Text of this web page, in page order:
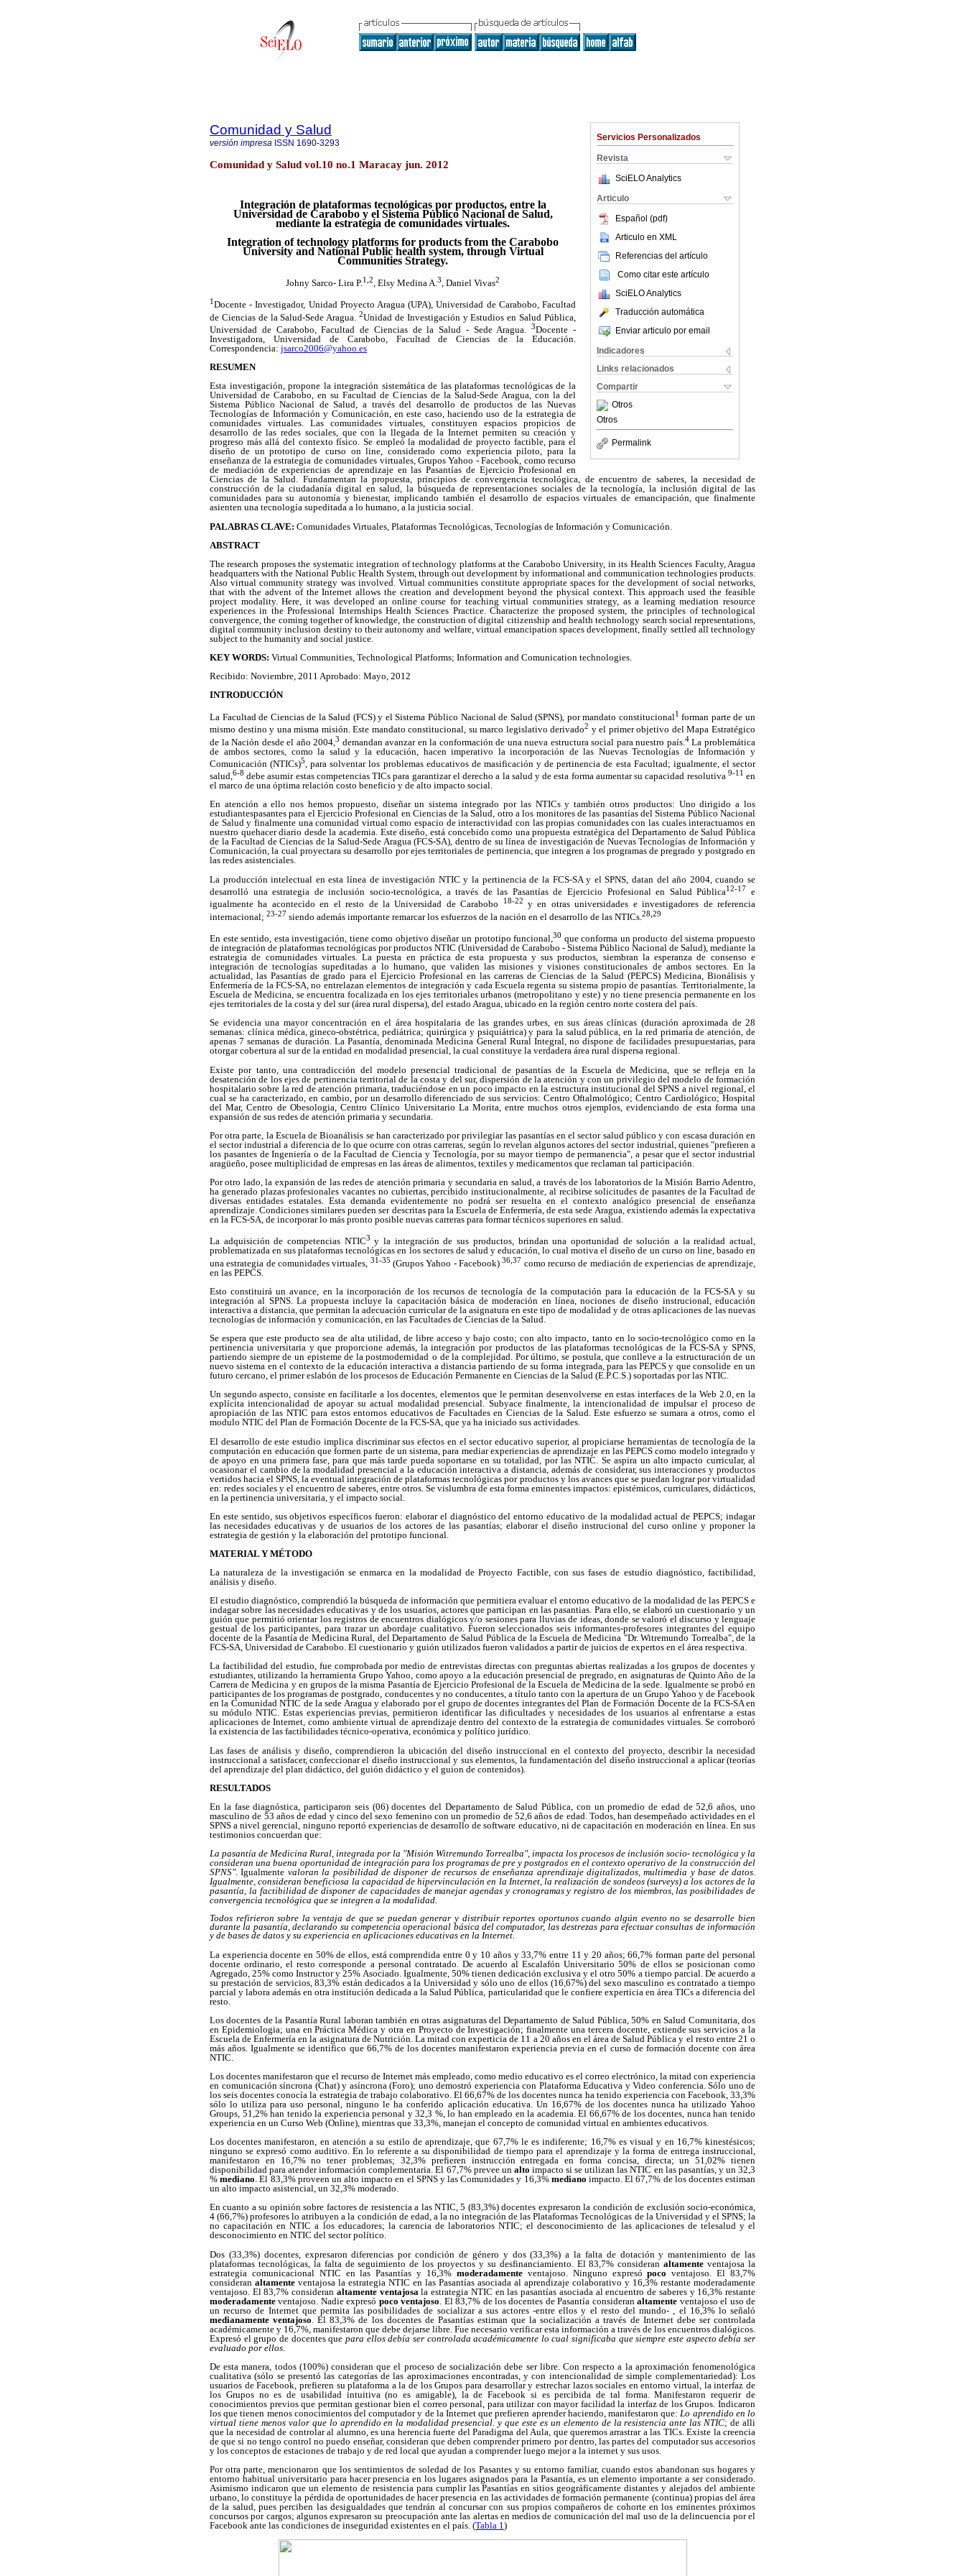
Servicios Personalizados
Revista
SciELO Analytics
Articulo
Español (pdf)
Articulo en XML
Referencias del artículo
Como citar este artículo
SciELO Analytics
Traducción automática
Enviar articulo por email
Indicadores
Links relacionados
Compartir
Otros
Otros
Permalink
Comunidad y Salud
versión impresa ISSN 1690-3293
Comunidad y Salud vol.10 no.1 Maracay jun. 2012
Integración de plataformas tecnológicas por productos, entre la
Universidad de Carabobo y el Sistema Público Nacional de Salud,
mediante la estrategia de comunidades virtuales.
Integration of technology platforms for products from the Carabobo
University and National Public health system, through Virtual
Communities Strategy.
Johny Sarco- Lira P. 1,2 , Elsy Medina A. 3 , Daniel Vivas2
1Docente - Investigador, Unidad Proyecto Aragua (UPA), Universidad de Carabobo, Facultad
de Ciencias de la Salud-Sede Aragua.2Unidad de Investigación y Estudios en Salud Pública,
Universidad de Carabobo, Facultad de Ciencias de la Salud - Sede Aragua.3Docente -
Investigadora, Universidad de Carabobo, Facultad de Ciencias de la Educación.
Correspondencia: jsarco2006@yahoo.es
RESUMEN
Esta investigación, propone la integración sistemática de las plataformas tecnológicas de la
Universidad de Carabobo, en su Facultad de Ciencias de la Salud-Sede Aragua, con la del
Sistema Público Nacional de Salud, a través del desarrollo de productos de las Nuevas
Tecnologías de Información y Comunicación, en este caso, haciendo uso de la estrategia de
comunidades virtuales. Las comunidades virtuales, constituyen espacios propicios de
desarrollo de las redes sociales, que con la llegada de la Internet permiten su creación y
progreso más allá del contexto físico. Se empleó la modalidad de proyecto factible, para el
diseño de un prototipo de curso on line, considerado como experiencia piloto, para la
enseñanza de la estrategia de comunidades virtuales, Grupos Yahoo - Facebook, como recurso
de mediación de experiencias de aprendizaje en las Pasantías de Ejercicio Profesional en
Ciencias de la Salud. Fundamentan la propuesta, principios de convergencia tecnológica, de encuentro de saberes, la necesidad de
construcción de la ciudadanía digital en salud, la búsqueda de representaciones sociales de la tecnología, la inclusión digital de las
comunidades para su autonomía y bienestar, implicando también el desarrollo de espacios virtuales de emancipación, que finalmente
asienten una tecnología supeditada a lo humano, a la justicia social.
PALABRAS CLAVE: Comunidades Virtuales, Plataformas Tecnológicas, Tecnologías de Información y Comunicación.
ABSTRACT
The research proposes the systematic integration of technology platforms at the Carabobo University, in its Health Sciences Faculty, Aragua
headquarters with the National Public Health System, through out development by informational and communication technologies products.
Also virtual community strategy was involved. Virtual communities constitute appropriate spaces for the development of social networks,
that with the advent of the Internet allows the creation and development beyond the physical context. This approach used the feasible
project modality. Here, it was developed an online course for teaching virtual communities strategy, as a learning mediation resource
experiences in the Professional Internships Health Sciences Practice. Characterize the proposed system, the principles of technological
convergence, the coming together of knowledge, the construction of digital citizenship and health technology search social representations,
digital community inclusion destiny to their autonomy and welfare, virtual emancipation spaces development, finally settled all technology
subject to the humanity and social justice.
KEY WORDS: Virtual Communities, Technological Platforms; Information and Comunication technologies.
Recibido: Noviembre, 2011 Aprobado: Mayo, 2012
INTRODUCCIÓN
La Facultad de Ciencias de la Salud (FCS) y el Sistema Público Nacional de Salud (SPNS), por mandato constitucional1 forman parte de un
mismo destino y una misma misión. Este mandato constitucional, su marco legislativo derivado2 y el primer objetivo del Mapa Estratégico
de la Nación desde el año 2004,3 demandan avanzar en la conformación de una nueva estructura social para nuestro país. 4La problemática
de ambos sectores, como la salud y la educación, hacen imperativo la incorporación de las Nuevas Tecnologías de Información y
Comunicación (NTICs)5
, para solventar los problemas educativos de masificación y de pertinencia de esta Facultad; igualmente, el sector
salud,6-8 debe asumir estas competencias TICs para garantizar el derecho a la salud y de esta forma aumentar su capacidad resolutiva 9-11 en
el marco de una óptima relación costo beneficio y de alto impacto social.
En atención a ello nos hemos propuesto, diseñar un sistema integrado por las NTICs y también otros productos: Uno dirigido a los
estudiantespasantes para el Ejercicio Profesional en Ciencias de la Salud, otro a los monitores de las pasantías del Sistema Público Nacional
de Salud y finalmente una comunidad virtual como espacio de interactividad con las propias comunidades con las cuales interactuamos en
nuestro quehacer diario desde la academia. Este diseño, está concebido como una propuesta estratégica del Departamento de Salud Pública
de la Facultad de Ciencias de la Salud-Sede Aragua (FCS-SA), dentro de su línea de investigación de Nuevas Tecnologías de Información y
Comunicación, la cual proyectara su desarrollo por ejes territoriales de pertinencia, que integren a los programas de pregrado y postgrado en
las redes asistenciales.
La producción intelectual en esta línea de investigación NTIC y la pertinencia de la FCS-SA y el SPNS, datan del año 2004, cuando se
desarrolló una estrategia de inclusión socio-tecnológica, a través de las Pasantías de Ejercicio Profesional en Salud Pública12-17 e
igualmente ha acontecido en el resto de la Universidad de Carabobo
18-22 y en otras universidades e investigadores de referencia
internacional; 23-27 siendo además importante remarcar los esfuerzos de la nación en el desarrollo de las NTICs. 28,29
En este sentido, esta investigación, tiene como objetivo diseñar un prototipo funcional,30 que conforma un producto del sistema propuesto
de integración de plataformas tecnológicas por productos NTIC (Universidad de Carabobo - Sistema Público Nacional de Salud), mediante la
estrategia de comunidades virtuales. La puesta en práctica de esta propuesta y sus productos, siembran la esperanza de consenso e
integración de tecnologías supeditadas a lo humano, que validen las misiones y visiones constitucionales de ambos sectores. En la
actualidad, las Pasantías de grado para el Ejercicio Profesional en las carreras de Ciencias de la Salud (PEPCS) Medicina, Bionálisis y
Enfermería de la FCS-SA, no entrelazan elementos de integración y cada Escuela regenta su sistema propio de pasantías. Territorialmente, la
Escuela de Medicina, se encuentra focalizada en los ejes territoriales urbanos (metropolitano y este) y no tiene presencia permanente en los
ejes territoriales de la costa y del sur (área rural dispersa), del estado Aragua, ubicado en la región centro norte costera del país.
Se evidencia una mayor concentración en el área hospitalaria de las grandes urbes, en sus áreas clínicas (duración aproximada de 28
semanas: clínica médica, gineco-obstétrica, pediátrica; quirúrgica y psiquiátrica) y para la salud pública, en la red primaria de atención, de
apenas 7 semanas de duración. La Pasantía, denominada Medicina General Rural Integral, no dispone de facilidades presupuestarias, para
otorgar cobertura al sur de la entidad en modalidad presencial, la cual constituye la verdadera área rural dispersa regional.
Existe por tanto, una contradicción del modelo presencial tradicional de pasantías de la Escuela de Medicina, que se refleja en la
desatención de los ejes de pertinencia territorial de la costa y del sur, dispersión de la atención y con un privilegio del modelo de formación
hospitalario sobre la red de atención primaria, traduciéndose en un poco impacto en la estructura institucional del SPNS a nivel regional, el
cual se ha caracterizado, en cambio, por un desarrollo diferenciado de sus servicios: Centro Oftalmológico; Centro Cardiológico; Hospital
del Mar, Centro de Obesologia, Centro Clínico Universitario La Morita, entre muchos otros ejemplos, evidenciando de esta forma una
expansión de sus redes de atención primaria y secundaria.
Por otra parte, la Escuela de Bioanálisis se han caracterizado por privilegiar las pasantías en el sector salud público y con escasa duración en
el sector industrial a diferencia de lo que ocurre con otras carreras, según lo revelan algunos actores del sector industrial, quienes "prefieren a
los pasantes de Ingeniería o de la Facultad de Ciencia y Tecnología, por su mayor tiempo de permanencia", a pesar que el sector industrial
aragüeño, posee multiplicidad de empresas en las áreas de alimentos, textiles y medicamentos que reclaman tal participación.
Por otro lado, la expansión de las redes de atención primaria y secundaria en salud, a través de los laboratorios de la Misión Barrio Adentro,
ha generado plazas profesionales vacantes no cubiertas, percibido institucionalmente, al recibirse solicitudes de pasantes de la Facultad de
diversas entidades estatales. Esta demanda evidentemente no podrá ser resuelta en el contexto analógico presencial de enseñanza
aprendizaje. Condiciones similares pueden ser descritas para la Escuela de Enfermería, de esta sede Aragua, existiendo además la expectativa
en la FCS-SA, de incorporar lo más pronto posible nuevas carreras para formar técnicos superiores en salud.
La adquisición de competencias NTIC3 y la integración de sus productos, brindan una oportunidad de solución a la realidad actual,
problematizada en sus plataformas tecnológicas en los sectores de salud y educación, lo cual motiva el diseño de un curso on line, basado en
una estrategia de comunidades virtuales, 31-35 (Grupos Yahoo - Facebook)36,37 como recurso de mediación de experiencias de aprendizaje,
en las PEPCS.
Esto constituirá un avance, en la incorporación de los recursos de tecnología de la computación para la educación de la FCS-SA y su
integración al SPNS. La propuesta incluye la capacitación básica de moderación en línea, nociones de diseño instrucional, educación
interactiva a distancia, que permitan la adecuación curricular de la asignatura en este tipo de modalidad y de otras aplicaciones de las nuevas
tecnologías de información y comunicación, en las Facultades de Ciencias de la Salud.
Se espera que este producto sea de alta utilidad, de libre acceso y bajo costo; con alto impacto, tanto en lo socio-tecnológico como en la
pertinencia universitaria y que proporcione además, la integración por productos de las plataformas tecnológicas de la FCS-SA y SPNS,
partiendo siempre de un episteme de la postmodernidad o de la complejidad. Por último, se postula, que conlleve a la estructuración de un
nuevo sistema en el contexto de la educación interactiva a distancia partiendo de su forma integrada, para las PEPCS y que consolide en un
futuro cercano, el primer eslabón de los procesos de Educación Permanente en Ciencias de la Salud (E.P.C.S.) soportadas por las NTIC.
Un segundo aspecto, consiste en facilitarle a los docentes, elementos que le permitan desenvolverse en estas interfaces de la Web 2.0, en la
explícita intencionalidad de apoyar su actual modalidad presencial. Subyace finalmente, la intencionalidad de impulsar el proceso de
apropiación de las NTIC para estos entornos educativos de Facultades en Ciencias de la Salud. Este esfuerzo se sumara a otros, como el
modulo NTIC del Plan de Formación Docente de la FCS-SA, que ya ha iniciado sus actividades.
El desarrollo de este estudio implica discriminar sus efectos en el sector educativo superior, al propiciarse herramientas de tecnología de la
computación en educación que formen parte de un sistema, para mediar experiencias de aprendizaje en las PEPCS como modelo integrado y
de apoyo en una primera fase, para que más tarde pueda soportarse en su totalidad, por las NTIC. Se aspira un alto impacto curricular, al
ocasionar el cambio de la modalidad presencial a la educación interactiva a distancia, además de considerar, sus interacciones y productos
vertidos hacia el SPNS, la eventual integración de plataformas tecnológicas por productos y los avances que se puedan lograr por virtualidad
en: redes sociales y el encuentro de saberes, entre otros. Se vislumbra de esta forma eminentes impactos: epistémicos, curriculares, didácticos,
en la pertinencia universitaria, y el impacto social.
En este sentido, sus objetivos específicos fueron: elaborar el diagnóstico del entorno educativo de la modalidad actual de PEPCS; indagar
las necesidades educativas y de usuarios de los actores de las pasantías; elaborar el diseño instrucional del curso online y proponer la
estrategia de gestión y la elaboración del prototipo funcional.
MATERIAL Y MÉTODO
La naturaleza de la investigación se enmarca en la modalidad de Proyecto Factible, con sus fases de estudio diagnóstico, factibilidad,
análisis y diseño.
El estudio diagnóstico, comprendió la búsqueda de información que permitiera evaluar el entorno educativo de la modalidad de las PEPCS e
indagar sobre las necesidades educativas y de los usuarios, actores que participan en las pasantias. Para ello, se elaboró un cuestionario y un
guión que permitió orientar los registros de encuentros dialógicos y/o sesiones para lluvias de ideas, donde se valoró el discurso y lenguaje
gestual de los participantes, para trazar un abordaje cualitativo. Fueron seleccionados seis informantes-profesores integrantes del equipo
docente de la Pasantía de Medicina Rural, del Departamento de Salud Pública de la Escuela de Medicina "Dr. Witremundo Torrealba", de la
FCS-SA, Universidad de Carabobo. El cuestionario y guión utilizados fueron validados a partir de juicios de expertos en el área respectiva.
La factibilidad del estudio, fue comprobada por medio de entrevistas directas con preguntas abiertas realizadas a los grupos de docentes y
estudiantes, utilizando la herramienta Grupo Yahoo, como apoyo a la educación presencial de pregrado, en asignaturas de Quinto Año de la
Carrera de Medicina y en grupos de la misma Pasantía de Ejercicio Profesional de la Escuela de Medicina de la sede. Igualmente se probó en
participantes de los programas de postgrado, conducentes y no conducentes, a título tanto con la apertura de un Grupo Yahoo y de Facebook
en la Comunidad NTIC de la sede Aragua y elaborado por el grupo de docentes integrantes del Plan de Formación Docente de la FCS-SA en
su módulo NTIC. Estas experiencias previas, permitieron identificar las dificultades y necesidades de los usuarios al enfrentarse a estas
aplicaciones de Internet, como ambiente virtual de aprendizaje dentro del contexto de la estrategia de comunidades virtuales. Se corroboró
la existencia de las factibilidades técnico-operativa, económica y político jurídico.
Las fases de análisis y diseño, comprendieron la ubicación del diseño instruccional en el contexto del proyecto, describir la necesidad
instruccional a satisfacer, confeccionar el diseño instruccional y sus elementos, la fundamentación del diseño instruccional a aplicar (teorías
del aprendizaje del plan didáctico, del guión didáctico y el guion de contenidos).
RESULTADOS
En la fase diagnóstica, participaron seis (06) docentes del Departamento de Salud Pública, con un promedio de edad de 52,6 años, uno
masculino de 53 años de edad y cinco del sexo femenino con un promedio de 52,6 años de edad. Todos, han desempeñado actividades en el
SPNS a nivel gerencial, ninguno reportó experiencias de desarrollo de software educativo, ni de capacitación en moderación en línea. En sus
testimonios concuerdan que:
La pasantía de Medicina Rural, integrada por la "Misión Witremundo Torrealba", impacta los procesos de inclusión socio- tecnológica y la
consideran una buena oportunidad de integración para los programas de pre y postgrados en el contexto operativo de la construcción del
SPNS". Igualmente valoran la posibilidad de disponer de recursos de enseñanza aprendizaje digitalizados, multimedia y base de datos.
Igualmente, consideran beneficiosa la capacidad de hipervinculación en la Internet, la realización de sondeos (surveys) a los actores de la
pasantía, la factibilidad de disponer de capacidades de manejar agendas y cronogramas y registro de los miembros, las posibilidades de
convergencia tecnológica que se integren a la modalidad.
Todos refirieron sobre la ventaja de que se puedan generar y distribuir reportes oportunos cuando algún evento no se desarrolle bien
durante la pasantía, declarando su competencia operacional básica del computador, las destrezas para efectuar consultas de información
y de bases de datos y su experiencia en aplicaciones educativas en la Internet.
La experiencia docente en 50% de ellos, está comprendida entre 0 y 10 años y 33,7% entre 11 y 20 años; 66,7% forman parte del personal
docente ordinario, el resto corresponde a personal contratado. De acuerdo al Escalafón Universitario 50% de ellos se posicionan como
Agregado, 25% como Instructor y 25% Asociado. Igualmente, 50% tienen dedicación exclusiva y el otro 50% a tiempo parcial. De acuerdo a
su prestación de servicios, 83,3% están dedicados a la Universidad y sólo uno de ellos (16,67%) del sexo masculino es contratado a tiempo
parcial y labora además en otra institución dedicada a la Salud Pública, particularidad que le confiere experticia en área TICs a diferencia del
resto.
Los docentes de la Pasantía Rural laboran también en otras asignaturas del Departamento de Salud Pública, 50% en Salud Comunitaria, dos
en Epidemiologia; una en Práctica Médica y otra en Proyecto de Investigación; finalmente una tercera docente, extiende sus servicios a la
Escuela de Enfermería en la asignatura de Nutrición. La mitad con experticia de 11 a 20 años en el área de Salud Pública y el resto entre 21 o
más años. Igualmente se identifico que 66,7% de los docentes manifestaron experiencia previa en el curso de formación docente con área
NTIC.
Los docentes manifestaron que el recurso de Internet más empleado, como medio educativo es el correo electrónico, la mitad con experiencia
en comunicación síncrona (Chat) y asíncrona (Foro); uno demostró experiencia con Plataforma Educativa y Video conferencia. Sólo uno de
los seis docentes conocía la estrategia de trabajo colaborativo. El 66,67% de los docentes nunca ha tenido experiencia con Facebook, 33,3%
sólo lo utiliza para uso personal, ninguno le ha conferido aplicación educativa. Un 16,67% de los docentes nunca ha utilizado Yahoo
Groups, 51,2% han tenido la experiencia personal y 32,3 %, lo han empleado en la academia. El 66,67% de los docentes, nunca han tenido
experiencia en un Curso Web (Online), mientras que 33,3%, manejan el concepto de comunidad virtual en ambientes educativos.
Los docentes manifestaron, en atención a su estilo de aprendizaje, que 67,7% le es indiferente; 16,7% es visual y en 16,7% kinestésicos;
ninguno se expresó como auditivo. En lo referente a su disponibilidad de tiempo para el aprendizaje y la forma de entrega instruccional,
manifestaron en 16,7% no tener problemas; 32,3% prefieren instrucción entregada en forma concisa, directa; un 51,02% tienen
disponibilidad para atender información complementaria. El 67,7% prevee un alto impacto si se utilizan las NTIC en las pasantías, y un 32,3
%mediano. El 83,3% proveen un alto impacto en el SPNS y las Comunidades y 16,3% mediano impacto. El 67,7% de los docentes estiman
un alto impacto asistencial, un 32,3% moderado.
En cuanto a su opinión sobre factores de resistencia a las NTIC, 5 (83,3%) docentes expresaron la condición de exclusión socio-económica,
4 (66,7%) profesores lo atribuyen a la condición de edad, a la no integración de las Plataformas Tecnológicas de la Universidad y el SPNS; la
no capacitación en NTIC a los educadores; la carencia de laboratorios NTIC; el desconocimiento de las aplicaciones de telesalud y el
desconocimiento en NTIC del sector político.
Dos (33,3%) docentes, expresaron diferencias por condición de género y dos (33,3%) a la falta de dotación y mantenimiento de las
plataformas tecnológicas, la falta de seguimiento de los proyectos y su desfinanciamiento. El 83,7% consideranaltamenteventajosa la
estrategia comunicacional NTIC en las Pasantías y 16,3% moderadamente ventajoso. Ninguno expresópocoventajoso. El 83,7%
consideran altamente ventajosa la estrategia NTIC en las Pasantías asociada al aprendizaje colaborativo y 16,3% restante moderadamente
ventajoso. El 83,7% consideran altamente ventajosala estrategia NTIC en las pasantías asociada al encuentro de saberes y 16,3% restante
moderadamenteventajoso. Nadie expresó poco ventajoso . El 83,7% de los docentes de Pasantía consideranaltamente ventajoso el uso de
un recurso de Internet que permita las posibilidades de socializar a sus actores -entre ellos y el resto del mundo- , el 16,3% lo señaló
medianamente ventajoso . El 83,3% de los docentes de Pasantías estiman que la socialización a través de Internet debe ser controlada
académicamente y 16,7%, manifestaron que debe dejarse libre. Fue necesario verificar esta información a través de los encuentros dialógicos.
Expresó el grupo de docentes que para ellos debía ser controlada académicamente lo cual significaba que siempre este aspecto debía ser
evaluado por ellos
De esta manera, todos (100%) consideran que el proceso de socialización debe ser libre. Con respecto a la aproximación fenomenológica
cualitativa (sólo se presentó las categorías de las aproximaciones encontradas, y con intencionalidad de simple complementariedad): Los
usuarios de Facebook, prefieren su plataforma a la de los Grupos para desarrollar y estrechar lazos sociales en entorno virtual, la interfaz de
los Grupos no es de usabilidad intuitiva (no es amigable), la de Facebook si es percibida de tal forma. Manifestaron requerir de
conocimientos previos que permitan gestionar bien el correo personal, para utilizar con mayor facilidad la interfaz de los Grupos. Indicaron
los que tienen menos conocimientos del computador y de la Internet que prefieren aprender haciendo, manifestaron que: Lo aprendido en lo
virtual tiene menos valor que lo aprendido en la modalidad presencial. y que este es un elemento de la resistencia ante las NTIC; de alli
que la necesidad de controlar al alumno, es una herencia fuerte del Paradigma del Aula, que queremos arrastrar a las TICs. Existe la creencia
de que si no tengo control no puedo enseñar, consideran que deben comprender primero por dentro, las partes del computador sus accesorios
y los conceptos de estaciones de trabajo y de red local que ayudan a comprender luego mejor a la internet y sus usos.
Por otra parte, mencionaron que los sentimientos de soledad de los Pasantes y su entorno familiar, cuando estos abandonan sus hogares y
entorno habitual universitario para hacer presencia en los lugares asignados para la Pasantía, es un elemento importante a ser considerado.
Asimismo indicaron que un elemento de resistencia para cumplir las Pasantías en sitios geográficamente distantes y alejados del ambiente
urbano, lo constituye la pérdida de oportunidades de hacer presencia en las actividades de formación permanente (continua) propias del área
de la salud, pues perciben las desigualdades que tendrán al concursar con sus propios compañeros de cohorte en los eminentes próximos
concursos por cargos; algunos expresaron su preocupación ante las alertas en medios de comunicación del mal uso de la delincuencia por el
Facebook ante las condiciones de inseguridad existentes en el país. (Tabla 1 )